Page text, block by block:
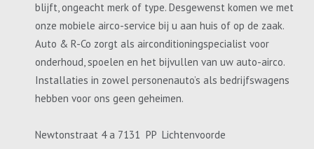
blijft, ongeacht merk of type. Desgewenst komen we met
onze mobiele airco-service bij u aan huis of op de zaak.
Auto & R-Co zorgt als airconditioningspecialist voor
onderhoud, spoelen en het bijvullen van uw auto-airco.
Installaties in zowel personenauto’s als bedrijfswagens
hebben voor ons geen geheimen.
Newtonstraat 4 a 7131 PP Lichtenvoorde